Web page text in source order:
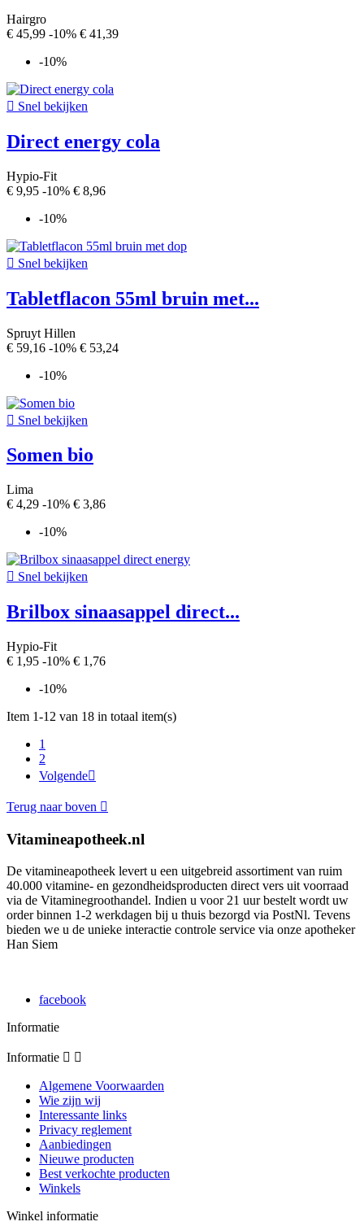
Hairgro
€ 45,99 -10% € 41,39
-10%
 Snel bekijken
Direct energy cola
Hypio-Fit
€ 9,95 -10% € 8,96
-10%
 Snel bekijken
Tabletflacon 55ml bruin met...
Spruyt Hillen
€ 59,16 -10% € 53,24
-10%
 Snel bekijken
Somen bio
Lima
€ 4,29 -10% € 3,86
-10%
 Snel bekijken
Brilbox sinaasappel direct...
Hypio-Fit
€ 1,95 -10% € 1,76
-10%
Item 1-12 van 18 in totaal item(s)
1
2
Volgende
Terug naar boven 
Vitamineapotheek.nl
De vitamineapotheek levert u een uitgebreid assortiment van ruim
40.000 vitamine- en gezondheidsproducten direct vers uit voorraad
via de Vitaminegroothandel. Indien u voor 21 uur bestelt wordt uw
order binnen 1-2 werkdagen bij u thuis bezorgd via PostNl. Tevens
bieden we u de unieke interactie controle service via onze apotheker
Han Siem
facebook
Informatie
Informatie  
Algemene Voorwaarden
Wie zijn wij
Interessante links
Privacy reglement
Aanbiedingen
Nieuwe producten
Best verkochte producten
Winkels
Winkel informatie